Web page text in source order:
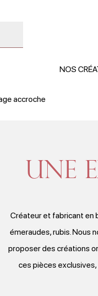
NOS
Une
Créateur et fabricant en
émeraudes, rubis. Nous
proposer des créations
ces pièces